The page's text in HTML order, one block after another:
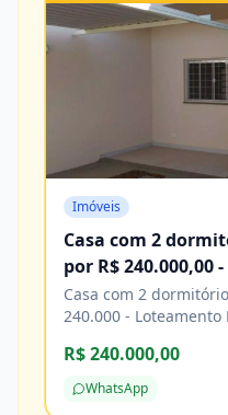
Imóveis
Casa com 2
por R$ 240.000,00
- Três Lagoas/MS
Casa com 2
240.000 - Loteamento
R$ 240.000,00
WhatsApp